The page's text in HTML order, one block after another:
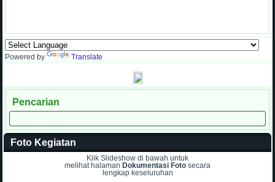
Powered by Translate
Pencarian
Foto Kegiatan
Klik Slideshow di bawah untuk
melihat halaman Dokumentasi Foto secara
lengkap keseluruhan